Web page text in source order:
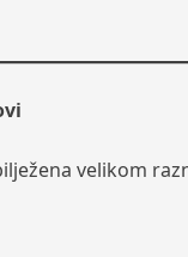
velikom